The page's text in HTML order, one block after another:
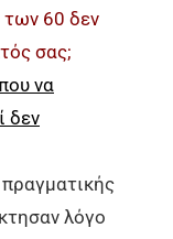
των 60 δεν
σας;
να
δεν
λόγο